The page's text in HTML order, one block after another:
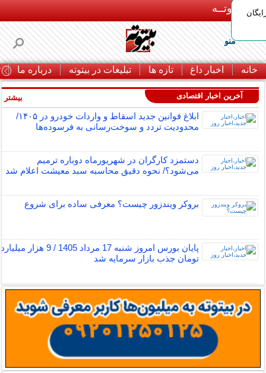
بـیتوتــه
منو
خانه اخبار داغ تازه ها تبلیغات در بیتوته درباره ما
آخرین اخبار اقتصادی
ابلاغ قوانین جدید اسقاط و واردات خودرو در ۱۴۰۵/
محدودیت تردد و سوخت‌رسانی به فرسوده‌ها
دستمزد کارگران در شهریورماه دوباره ترمیم
می‌شود؟/ نحوه دقیق محاسبه سبد معیشت اعلام شد
بروکر ویندزور چیست؟ معرفی ساده برای شروع
پایان بورس امروز شنبه 17 مرداد 1405 / 9 هزار میلیارد
تومان جذب بازار سرمایه شد
بیشتر